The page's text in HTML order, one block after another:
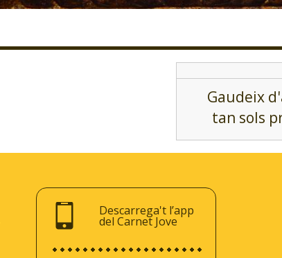
Gaudeix
tan sols
Descarrega't l’app
del Carnet Jove